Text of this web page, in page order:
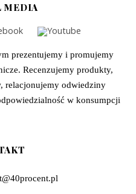
MEDIA
prezentujemy i promujemy
Recenzujemy produkty,
relacjonujemy odwiedziny
w konsumpcji